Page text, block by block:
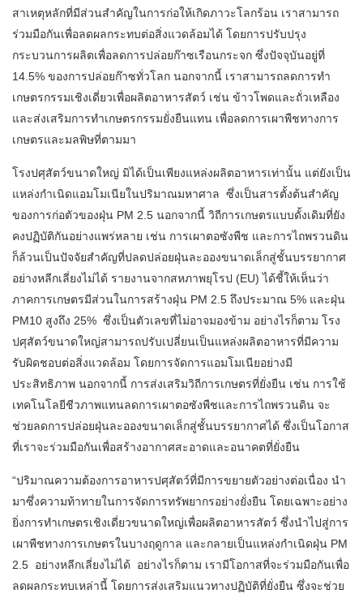
สาเหตุหลักที่มีส่วนสำคัญในการก่อให้เกิดภาวะโลกร้อน เราสามารถ
ร่วมมือกันเพื่อลดผลกระทบต่อสิ่งแวดล้อมได้ โดยการปรับปรุง
กระบวนการผลิตเพื่อลดการปล่อยก๊าซเรือนกระจก ซึ่งปัจจุบันอยู่ที่
14.5% ของการปล่อยก๊าซทั่วโลก นอกจากนี้ เราสามารถลดการทำ
เกษตรกรรมเชิงเดี่ยวเพื่อผลิตอาหารสัตว์ เช่น ข้าวโพดและถั่วเหลือง
และส่งเสริมการทำเกษตรกรรมยั่งยืนแทน เพื่อลดการเผาพืชทางการ
เกษตรและมลพิษที่ตามมา
โรงปศุสัตว์ขนาดใหญ่ มิได้เป็นเพียงแหล่งผลิตอาหารเท่านั้น แต่ยังเป็น
แหล่งกำเนิดแอมโมเนียในปริมาณมหาศาล ซึ่งเป็นสารตั้งต้นสำคัญ
ของการก่อตัวของฝุ่น PM 2.5 นอกจากนี้ วิถีการเกษตรแบบดั้งเดิมที่ยัง
คงปฏิบัติกันอย่างแพร่หลาย เช่น การเผาตอซังพืช และการไถพรวนดิน
ก็ล้วนเป็นปัจจัยสำคัญที่ปลดปล่อยฝุ่นละอองขนาดเล็กสู่ชั้นบรรยากาศ
อย่างหลีกเลี่ยงไม่ได้ รายงานจากสหภาพยุโรป (EU) ได้ชี้ให้เห็นว่า
ภาคการเกษตรมีส่วนในการสร้างฝุ่น PM 2.5 ถึงประมาณ 5% และฝุ่น
PM10 สูงถึง 25% ซึ่งเป็นตัวเลขที่ไม่อาจมองข้าม อย่างไรก็ตาม โรง
ปศุสัตว์ขนาดใหญ่สามารถปรับเปลี่ยนเป็นแหล่งผลิตอาหารที่มีความ
รับผิดชอบต่อสิ่งแวดล้อม โดยการจัดการแอมโมเนียอย่างมี
ประสิทธิภาพ นอกจากนี้ การส่งเสริมวิถีการเกษตรที่ยั่งยืน เช่น การใช้
เทคโนโลยีชีวภาพแทนลดการเผาตอซังพืชและการไถพรวนดิน จะ
ช่วยลดการปล่อยฝุ่นละอองขนาดเล็กสู่ชั้นบรรยากาศได้ ซึ่งเป็นโอกาส
ที่เราจะร่วมมือกันเพื่อสร้างอากาศสะอาดและอนาคตที่ยั่งยืน
“ปริมาณความต้องการอาหารปศุสัตว์ที่มีการขยายตัวอย่างต่อเนื่อง นำ
มาซึ่งความท้าทายในการจัดการทรัพยากรอย่างยั่งยืน โดยเฉพาะอย่าง
ยิ่งการทำเกษตรเชิงเดี่ยวขนาดใหญ่เพื่อผลิตอาหารสัตว์ ซึ่งนำไปสู่การ
เผาพืชทางการเกษตรในบางฤดูกาล และกลายเป็นแหล่งกำเนิดฝุ่น PM
2.5 อย่างหลีกเลี่ยงไม่ได้ อย่างไรก็ตาม เรามีโอกาสที่จะร่วมมือกันเพื่อ
ลดผลกระทบเหล่านี้ โดยการส่งเสริมแนวทางปฏิบัติที่ยั่งยืน ซึ่งจะช่วย